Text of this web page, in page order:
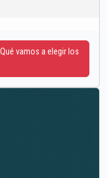
vamos a elegir los